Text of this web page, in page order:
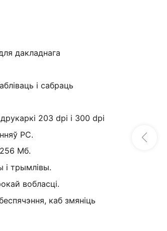
дакладнага
і сабраць
203 dpi і 300 dpi
PC.
256 Мб.
і трымлівы.
вобласці.
каб змяніць